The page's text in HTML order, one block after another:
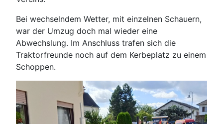
Bei wechselndem Wetter, mit einzelnen Schauern,
war der Umzug doch mal wieder eine
Abwechslung. Im Anschluss trafen sich die
Traktorfreunde noch auf dem Kerbeplatz zu einem
Schoppen.